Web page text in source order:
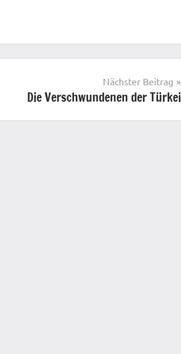
Nächster Beitrag
Die Verschwundenen der Türkei